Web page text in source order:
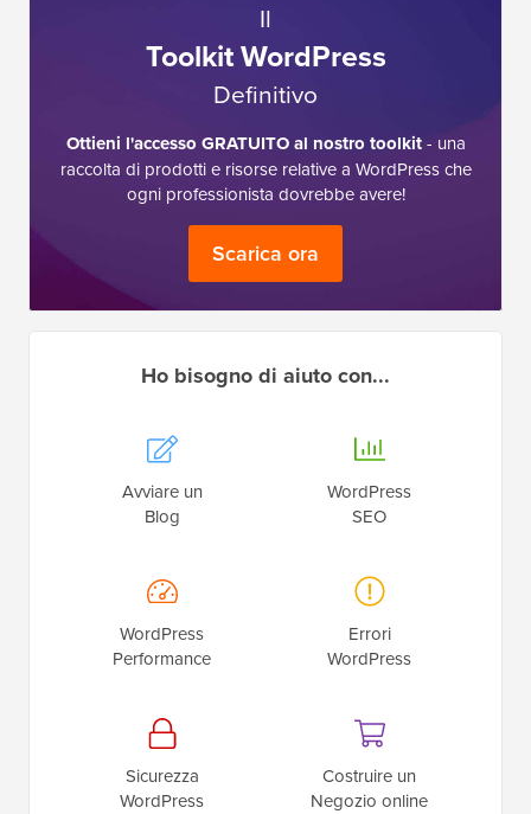
Il
Toolkit WordPress
Definitivo
Ottieni l'accesso GRATUITO al nostro toolkit- una
raccolta di prodotti e risorse relative a WordPress che
ogni professionista dovrebbe avere!
Scarica ora
Ho bisogno di aiuto con...
Avviare un
Blog
WordPress
SEO
WordPress
Performance
Errori
WordPress
Sicurezza
WordPress
Costruire un
Negozio online